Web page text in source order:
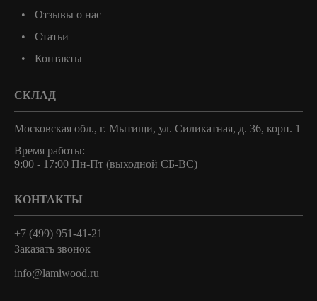
Отзывы о нас
Статьи
Контакты
СКЛАД
Московская обл., г. Мытищи, ул. Силикатная, д. 36, корп. 1
Время работы:
9:00 - 17:00 Пн-Пт (выходной СБ-ВС)
КОНТАКТЫ
+7 (499) 951-41-21
Заказать звонок
info@lamiwood.ru